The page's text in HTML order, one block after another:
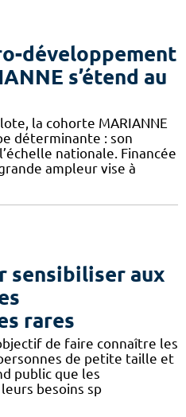
développement
s’étend au
la cohorte MARIANNE
déterminante : son
nationale. Financée
ampleur vise à
sensibiliser aux
rares
de faire connaître les
de petite taille et
public que les
besoins sp